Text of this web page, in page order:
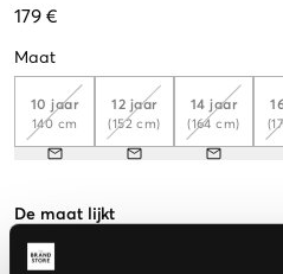
179 €
Maat
10 jaar
140 cm
12 jaar
(152 cm)
14 jaar
(164 cm)
De maat lijkt
Te klein